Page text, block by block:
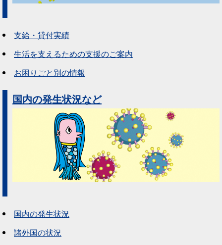
支給・貸付実績
生活を支えるための支援のご案内
お困りごと別の情報
国内の発生状況など
国内の発生状況
諸外国の状況